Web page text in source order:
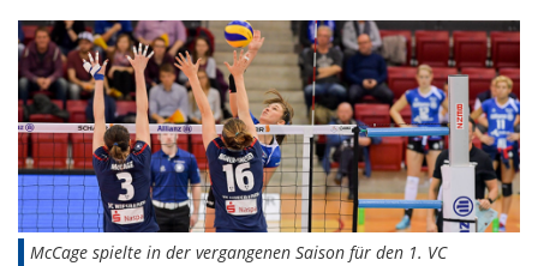
McCage spielte in der vergangenen Saison für den 1. VC